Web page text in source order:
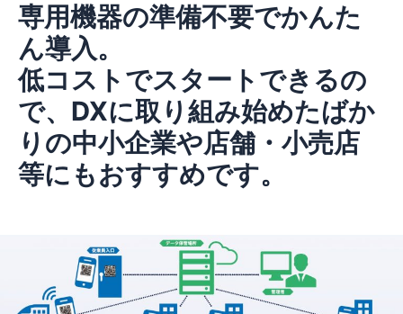
専用機器の準備不要でかんた
ん導入。
低コストでスタートできるの
で、DXに取り組み始めたばか
りの中小企業や店舗・小売店
等にもおすすめです。